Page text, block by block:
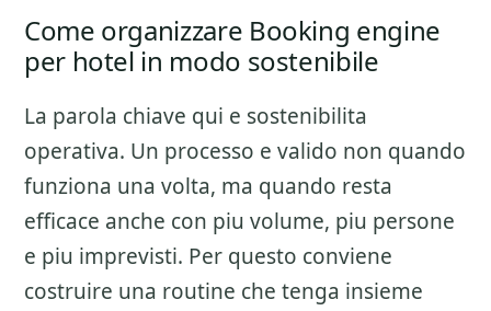
Come organizzare Booking engine
per hotel in modo sostenibile
La parola chiave qui e sostenibilita
operativa. Un processo e valido non quando
funziona una volta, ma quando resta
efficace anche con piu volume, piu persone
e piu imprevisti. Per questo conviene
costruire una routine che tenga insieme